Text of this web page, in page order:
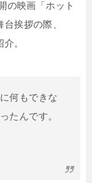
の映画「ホット
挨拶の際、
。
何もできな
たんです。